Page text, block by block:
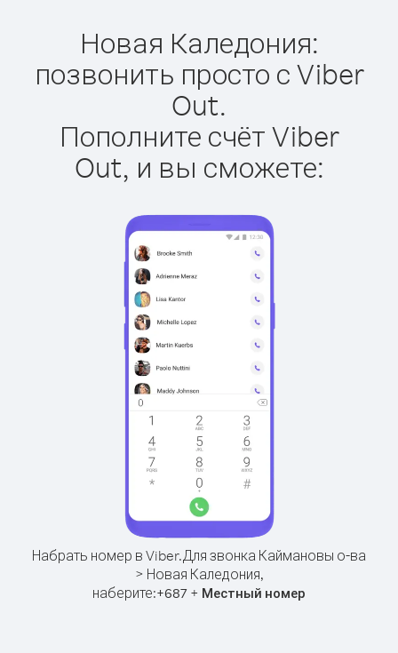
Новая Каледония:
позвонить просто с Viber
Out.
Пополните счёт Viber
Out, и вы сможете:
Набрать номер в Viber.Для звонка Каймановы о-ва
> Новая Каледония,
наберите:+687 + Местный номер